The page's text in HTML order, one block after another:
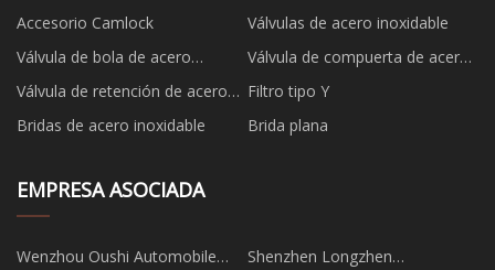
Accesorio Camlock
Válvulas de acero inoxidable
Válvula de bola de acero
inoxidable
Válvula de compuerta de acero
inoxidable
Válvula de retención de acero
inoxidable
Filtro tipo Y
Bridas de acero inoxidable
Brida plana
EMPRESA ASOCIADA
Wenzhou Oushi Automobile
Shenzhen Longzhen